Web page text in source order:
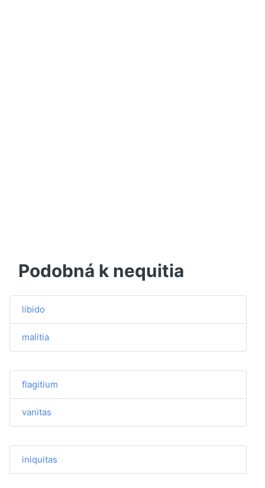
Podobná k nequitia
libido
malitia
flagitium
vanitas
iniquitas